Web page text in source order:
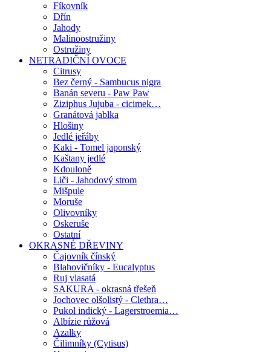
Fíkovník
Dřín
Jahody
Malinoostružiny
Ostružiny
NETRADIČNÍ OVOCE
Citrusy
Bez černý - Sambucus nigra
Banán severu - Paw Paw
Ziziphus Jujuba - cicimek…
Granátová jablka
Hlošiny
Jedlé jeřáby
Kaki - Tomel japonský
Kaštany jedlé
Kdouloně
Liči - Jahodový strom
Mišpule
Moruše
Olivovníky
Oskeruše
Ostatní
OKRASNÉ DŘEVINY
Čajovník čínský
Blahovičníky - Eucalyptus
Ruj vlasatá
SAKURA - okrasná třešeň
Jochovec olšolistý - Clethra…
Pukol indický - Lagerstroemia…
Albízie růžová
Azalky
Čilimníky (Cytisus)